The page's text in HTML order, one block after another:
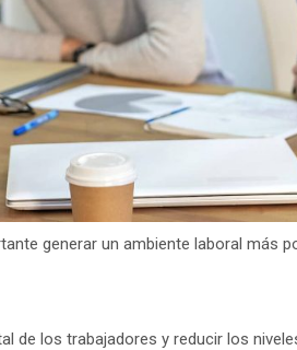
generar un ambiente laboral más
de los trabajadores y reducir los